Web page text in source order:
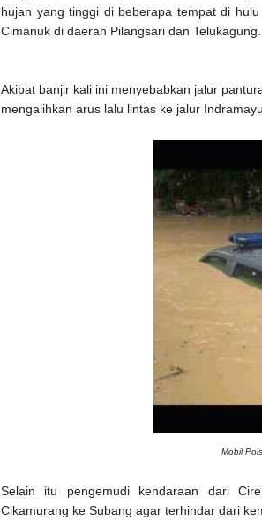
hujan yang tinggi di beberapa tempat di
Cimanuk di daerah Pilangsari dan Telukagung.
Akibat banjir kali ini menyebabkan jalur
mengalihkan arus lalu lintas ke jalur
Mobil
Selain itu pengemudi kendaraan dari
Cikamurang ke Subang agar terhindar dari